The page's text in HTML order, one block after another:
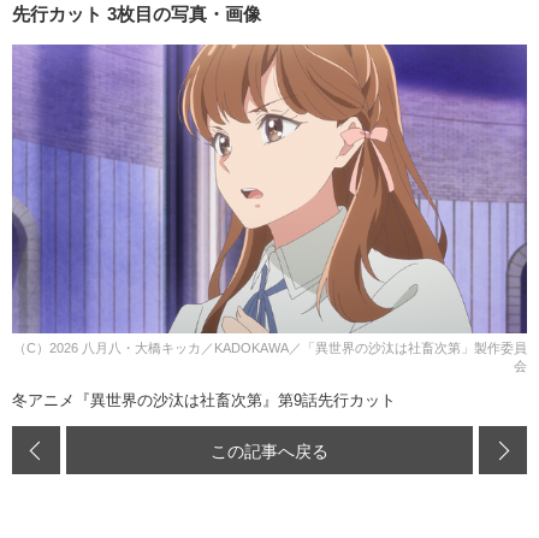
イベント
ビジネス
書評
ゲーム 座談会
アニメ
アニメ！アニメ！TV ABEMA Cafe
連載・コラム
先行カット 3枚目の写真・画像
（C）2026 八月八・大橋キッカ／KADOKAWA／「異世界の沙汰は社畜次第」製作委員
会
冬アニメ『異世界の沙汰は社畜次第』第9話先行カット
この記事へ戻る